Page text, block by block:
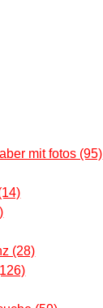
mit fotos (95)
(28)